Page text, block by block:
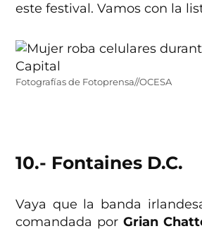
este festival. Vamos con la
Fotografías de Fotoprensa//OCESA
10.- Fontaines D.C.
Vaya que la banda
comandada por Grian